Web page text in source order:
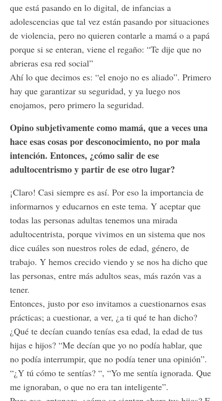
que está pasando en lo digital, de infancias a
adolescencias que tal vez están pasando por situaciones
de violencia, pero no quieren contarle a mamá o a papá
porque si se enteran, viene el regaño: “Te dije que no
abrieras esa red social”
Ahí lo que decimos es: “el enojo no es aliado”. Primero
hay que garantizar su seguridad, y ya luego nos
enojamos, pero primero la seguridad.
Opino subjetivamente como mamá, que a veces una
hace esas cosas por desconocimiento, no por mala
intención. Entonces, ¿cómo salir de ese
adultocentrismo y partir de ese otro lugar?
¡Claro! Casi siempre es así. Por eso la importancia de
informarnos y educarnos en este tema. Y aceptar que
todas las personas adultas tenemos una mirada
adultocentrista, porque vivimos en un sistema que nos
dice cuáles son nuestros roles de edad, género, de
trabajo. Y hemos crecido viendo y se nos ha dicho que
las personas, entre más adultos seas, más razón vas a
tener.
Entonces, justo por eso invitamos a cuestionarnos esas
prácticas; a cuestionar, a ver, ¿a ti qué te han dicho?
¿Qué te decían cuando tenías esa edad, la edad de tus
hijas e hijos? “Me decían que yo no podía hablar, que
no podía interrumpir, que no podía tener una opinión”.
“¿Y tú cómo te sentías? “, “Yo me sentía ignorada. Que
me ignoraban, o que no era tan inteligente”.